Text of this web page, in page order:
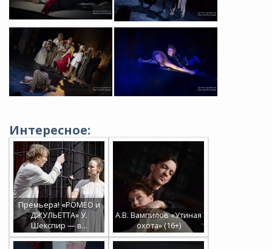
Интересное:
Премьера! «РОМЕО и
ДЖУЛЬЕТТА» У.
Шекспир — в…
А.В. Вампилов «Утиная
охота» (16+)